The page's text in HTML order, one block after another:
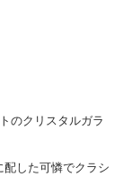
のクリスタルガラ
した可憐でクラシ